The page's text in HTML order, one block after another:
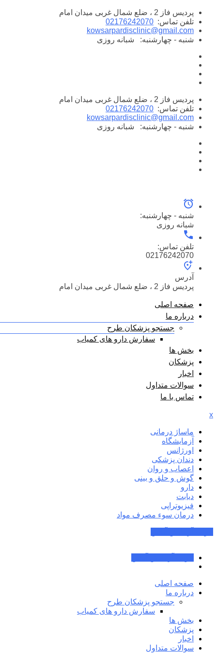
پرش
محتوا
پردیس فاز 2 ، ضلع شمال غربی میدان امام
تلفن تماس: 02176242070
kowsarpardisclinic@gmail.com
شنبه - چهارشنبه:
شبانه روزی
پردیس فاز 2 ، ضلع شمال غربی میدان امام
تلفن تماس: 02176242070
kowsarpardisclinic@gmail.com
شنبه - چهارشنبه:
شبانه روزی
شنبه - چهارشنبه:
شبانه روزی
تلفن تماس:
02176242070
آدرس
پردیس فاز 2 ، ضلع شمال غربی میدان امام
صفحه اصلی
درباره ما
جستجو پزشکان طرح
سفارش دارو های کمیاب
بخش ها
پزشکان
اخبار
سوالات متداول
تماس با ما
x
ماساژ درمانی
آزمایشگاه
اورژانس
دندان پزشکی
اعصاب و روان
گوش و حلق و بینی
دارو
دیابت
فیزیوتراپی
درمان سوء مصرف مواد
صفحه اصلی
درباره ما
جستجو پزشکان طرح
سفارش دارو های کمیاب
بخش ها
پزشکان
اخبار
سوالات متداول